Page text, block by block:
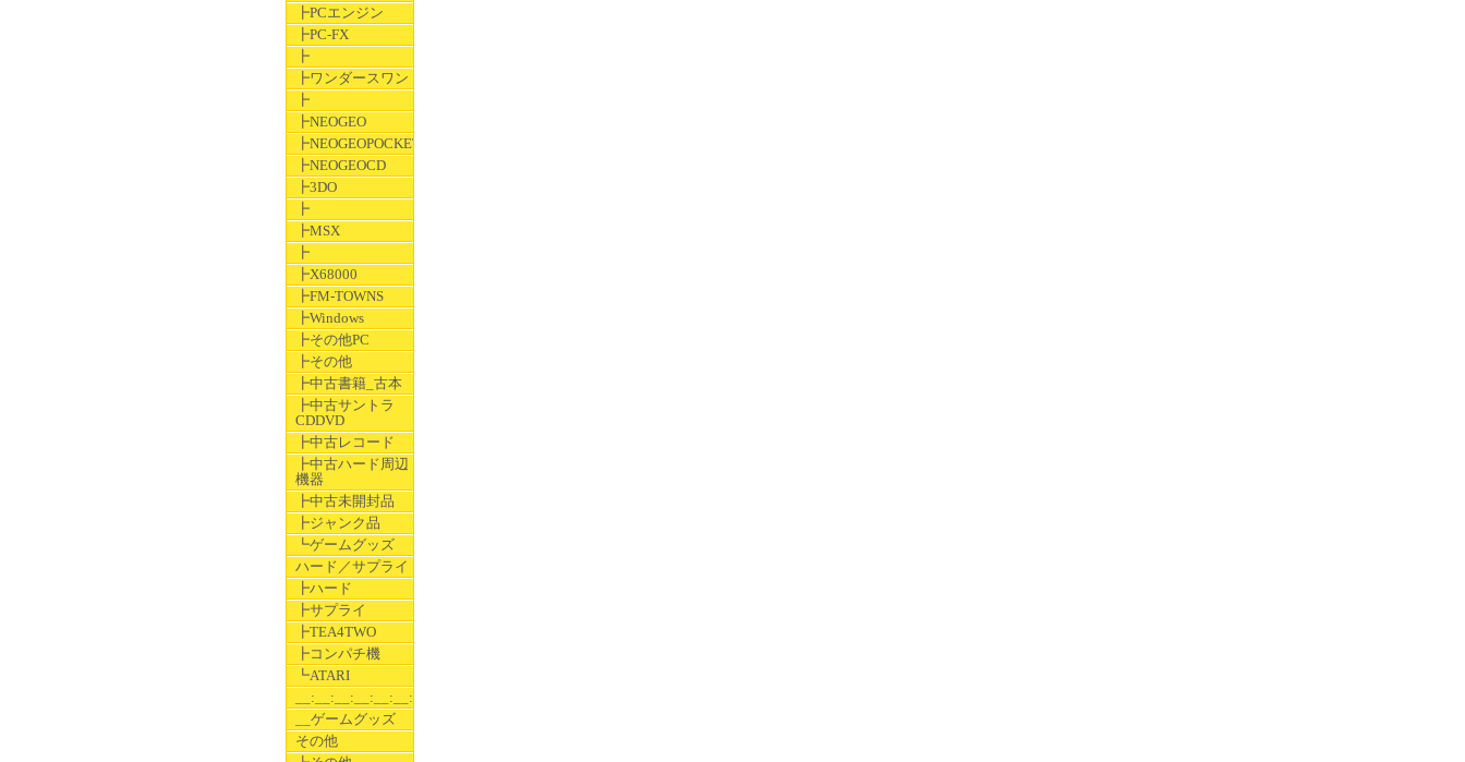
┣PCエンジン
┣PC-FX
┣
┣ワンダースワン
┣
┣NEOGEO
┣NEOGEOPOCKET
┣NEOGEOCD
┣3DO
┣
┣MSX
┣
┣X68000
┣FM-TOWNS
┣Windows
┣その他PC
┣その他
┣中古書籍_古本
┣中古サントラ
CDDVD
┣中古レコード
┣中古ハード周辺
機器
┣中古未開封品
┣ジャンク品
┗ゲームグッズ
ハード／サプライ
┣ハード
┣サプライ
┣TEA4TWO
┣コンパチ機
┗ATARI
__:__:__:__:__:__:__
__ゲームグッズ
その他